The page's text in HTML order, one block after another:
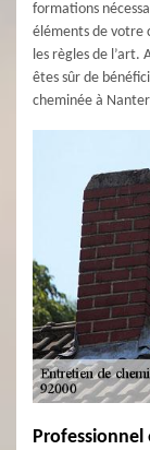
formations
éléments de votre
les règles de l’art.
êtes sûr de
cheminée à